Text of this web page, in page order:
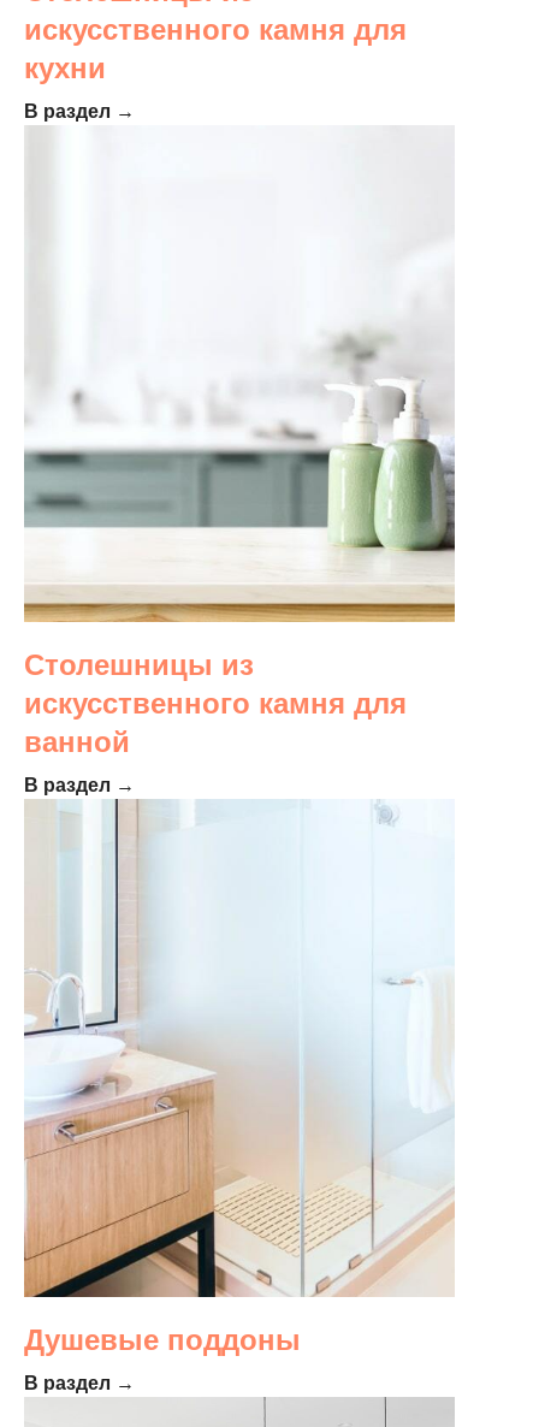
искусственного камня для
кухни
В раздел →
Столешницы из
искусственного камня для
ванной
В раздел →
Душевые поддоны
В раздел →